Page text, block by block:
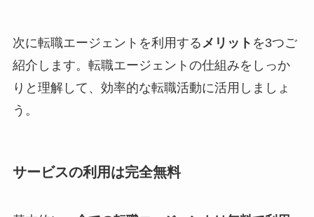
次に転職エージェントを利用する メリット を3つご
紹介します。転職エージェントの仕組みをしっか
りと理解して、効率的な転職活動に活用しましょ
う。
サービスの利用は完全無料